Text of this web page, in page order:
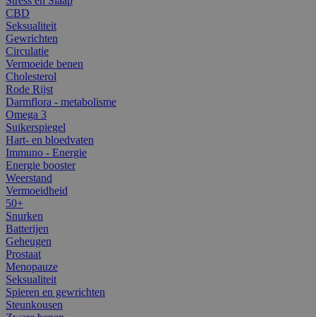
CBD
Seksualiteit
Gewrichten
Circulatie
Vermoeide benen
Cholesterol
Rode Rijst
Darmflora - metabolisme
Omega 3
Suikerspiegel
Hart- en bloedvaten
Immuno - Energie
Energie booster
Weerstand
Vermoeidheid
50+
Snurken
Batterijen
Geheugen
Prostaat
Menopauze
Seksualiteit
Spieren en gewrichten
Steunkousen